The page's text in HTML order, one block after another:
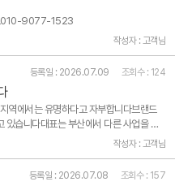
010-9077-1523
작성자 : 고객님
등록일 : 2026.07.09 조회수 : 124
역에서는 유명하다고 자부합니다브랜드
있습니다대표는 부산에서 다른 사업을 하
했으나 암환자, 지병등 직원들도 노후화가
작성자 : 고객님
등록일 : 2026.07.08 조회수 : 157